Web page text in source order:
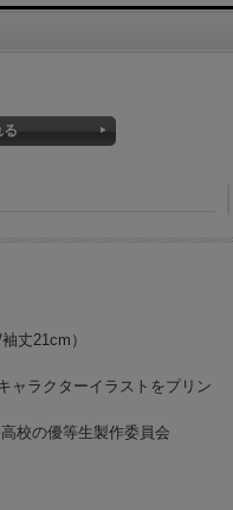
丈21cm）
ャラクターイラストをプリン
校の優等生製作委員会